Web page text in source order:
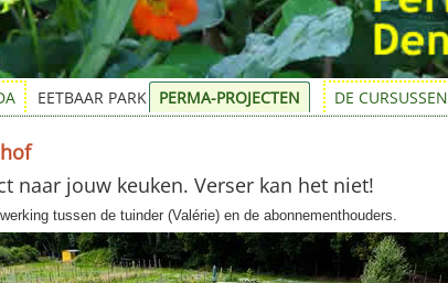
EETBAAR PARK PERMA-PROJECTEN DE CURSUSSEN
naar jouw keuken. Verser kan het niet!
tussen de tuinder (Valérie) en de abonnementhouders.